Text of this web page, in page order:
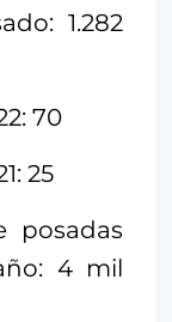
1.282
70
25
posadas
4 mil